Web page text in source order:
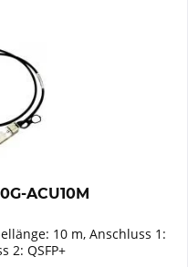
ACU10M
10 m, Anschluss 1:
2: QSFP+